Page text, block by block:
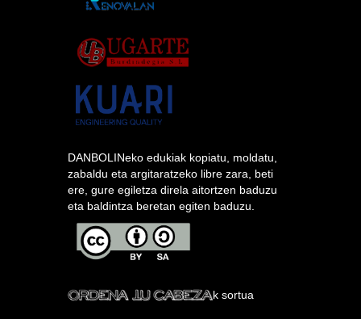
DANBOLINeko edukiak kopiatu, moldatu,
zabaldu eta argitaratzeko libre zara, beti
ere, gure egiletza direla aitortzen baduzu
eta baldintza beretan egiten baduzu.
k sortua